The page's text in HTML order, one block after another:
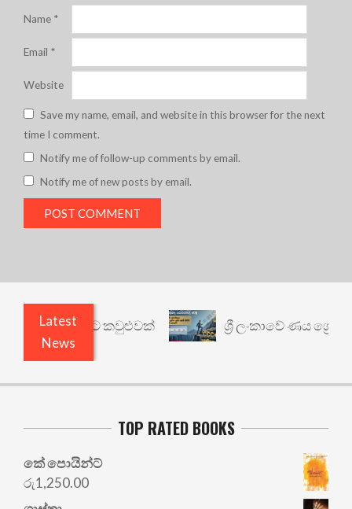
Name *
Email *
Website
Save my name, email, and website in this browser for the next
time I comment.
Notify me of follow-up comments by email.
Notify me of new posts by email.
Latest
News
යථාර්ථයකට කවුළුවක් ශ්‍රී ලංකාවේ ණය
TOP RATED BOOKS
කේ පොයින්ට්
රු1,250.00